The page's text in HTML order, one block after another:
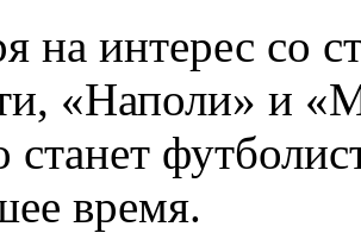
на интерес со
«Наполи» и
станет
время.